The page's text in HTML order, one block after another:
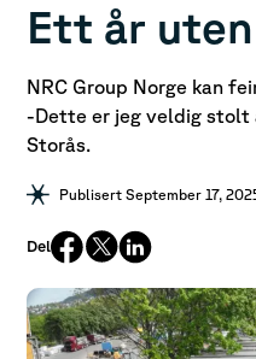
Ett år
NRC Group Norge kan
-Dette er jeg veldig stolt
Storås.
Publisert September 17,
Del